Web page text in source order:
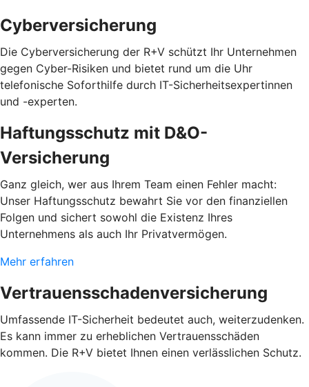
Cyberversicherung
Die Cyberversicherung der R+V schützt Ihr Unternehmen
gegen Cyber-Risiken und bietet rund um die Uhr
telefonische Soforthilfe durch IT-Sicherheitsexpertinnen
und -experten.
Haftungsschutz mit D&O-
Versicherung
Ganz gleich, wer aus Ihrem Team einen Fehler macht:
Unser Haftungsschutz bewahrt Sie vor den finanziellen
Folgen und sichert sowohl die Existenz Ihres
Unternehmens als auch Ihr Privatvermögen.
Mehr erfahren
Vertrauensschadenversicherung
Umfassende IT-Sicherheit bedeutet auch, weiterzudenken.
Es kann immer zu erheblichen Vertrauensschäden
kommen. Die R+V bietet Ihnen einen verlässlichen Schutz.